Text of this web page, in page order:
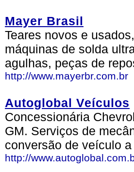
Mayer Brasil
Teares novos e
máquinas de solda
agulhas, peças de
http://www.mayerbr.com.br
Autoglobal Veículos
Concessionária
GM. Serviços de
conversão de veículo
http://